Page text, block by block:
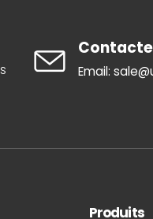
Email:
Produits